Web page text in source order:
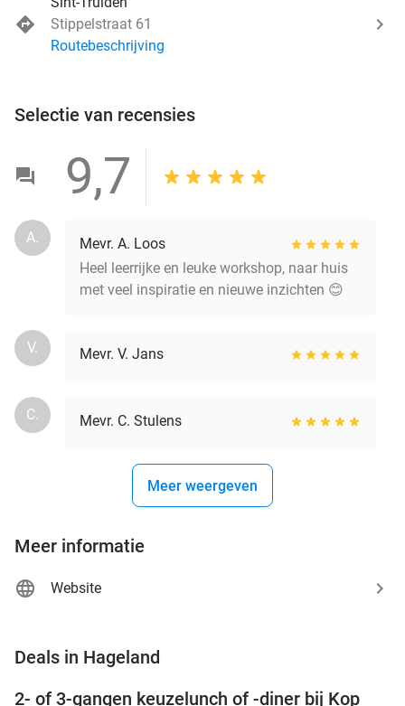
Stippelstraat 61
Routebeschrijving
Selectie van recensies
9,7
A.
Mevr. A. Loos
Heel leerrijke en leuke workshop, naar huis
met veel inspiratie en nieuwe inzichten 😊
V. Mevr. V. Jans
C. Mevr. C. Stulens
Meer weergeven
Meer informatie
Website
Deals in Hageland
2- of 3-gangen keuzelunch of -diner bij Kop